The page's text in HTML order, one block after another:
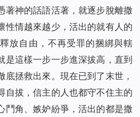
著神的話語活著，就逐步脫離撒
性情越來越少，活出的就有人的
放自由，不再受罪的捆綁與轄
是這樣一步一步進深拔高，直到
底拯救出來。現在已到了末世，
自拔，信主的人也都守不住主的
鬥角、嫉妒紛爭，活出的都是撒